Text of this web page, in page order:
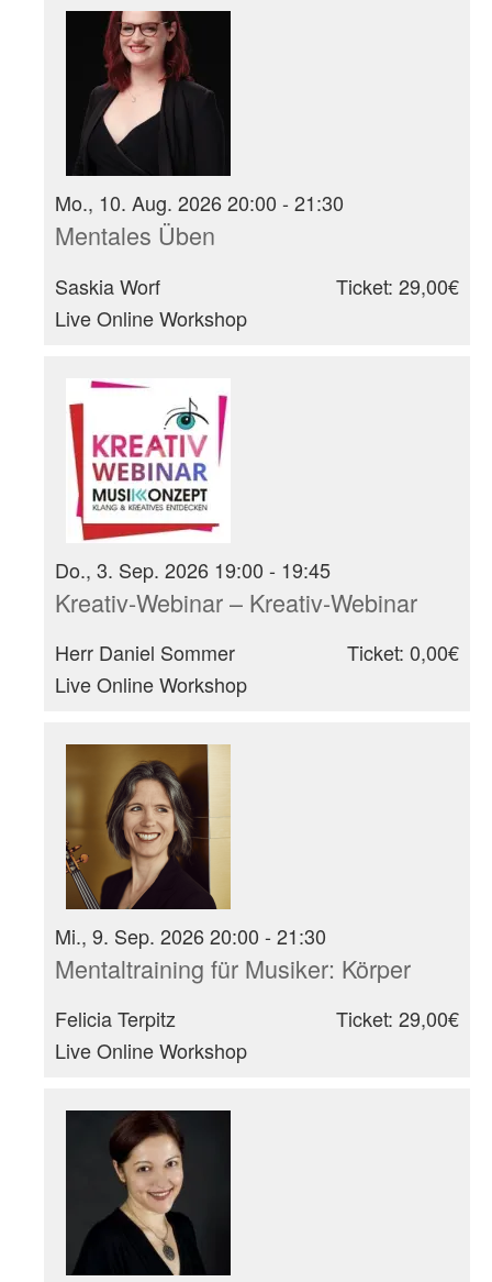
Mo., 10. Aug. 2026 20:00 - 21:30
Mentales Üben
Saskia Worf
Live Online Workshop
Ticket: 29,00€
Do., 3. Sep. 2026 19:00 - 19:45
Kreativ-Webinar – Kreativ-Webinar
Herr Daniel Sommer
Live Online Workshop
Ticket: 0,00€
Mi., 9. Sep. 2026 20:00 - 21:30
Mentaltraining für Musiker: Körper
Felicia Terpitz
Live Online Workshop
Ticket: 29,00€